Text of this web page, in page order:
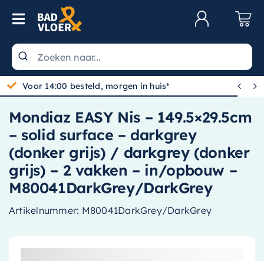
Skip to content
Toggle Navigation
Wastafels
Toiletten
Spiegels
Kranen
Douche
Badkamermeubels
Voor 14:00 besteld, morgen in huis*  
Mondiaz EASY Nis – 149.5×29.5cm
– solid surface – darkgrey
(donker grijs) / darkgrey (donker
grijs) – 2 vakken – in/opbouw –
M80041DarkGrey/DarkGrey
Artikelnummer: M80041DarkGrey/DarkGrey